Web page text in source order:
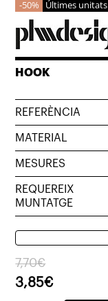
50% Últimes unitats
HOOK
REFERÈNCIA
MATERIAL
MESURES
REQUEREIX
MUNTATGE
7,70€
El
preu
3,85€
El
preu